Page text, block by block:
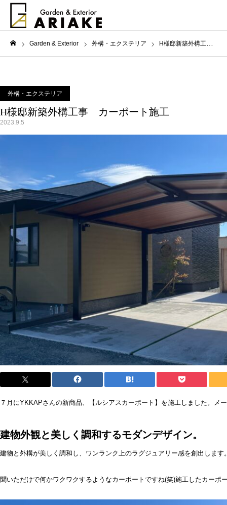
Garden & Exterior 外構・エクステリア H様邸新築外構工事 カーポート施工
外構・エクステリア
H様邸新築外構工事 カーポート施工
2023.9.5
７月にYKKAPさんの新商品、【ルシアスカーポート】を施工しました。メ
建物外観と美しく調和するモダンデザイン。
建物と外構が美しく調和し、ワンランク上のラグジュアリー感を創出します
聞いただけで何かワクワクするようなカーポートですね(笑)施工したカーポ